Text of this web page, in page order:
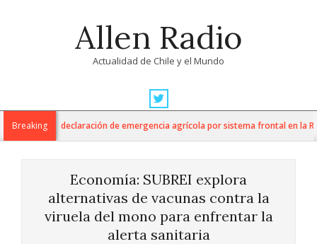
Allen Radio
Actualidad de Chile y el Mundo
Navigation
MenuBreaking
anuncia declaración de emergencia agrícola por sistema frontal en la
Economía: SUBREI explora
alternativas de vacunas contra la
viruela del mono para enfrentar la
alerta sanitaria